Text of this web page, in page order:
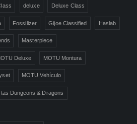
deluxe Deluxe Class
Fossilizer Gijoe Classified Haslab
Masterpiece
Deluxe MOTU Montura
MOTU Vehículo
Dungeons & Dragons